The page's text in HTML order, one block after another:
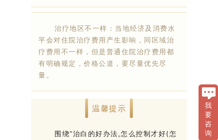
治疗地区不一样：当地经济及消费水
平会对住院治疗费用产生影响，同区域治
疗费用不一样，但是普通住院治疗费用都
有明确规定，价格公道，要尽量优先尽
量。
温馨提示
围绕“治白的好办法,怎么控制才好(怎
我
要
咨
询